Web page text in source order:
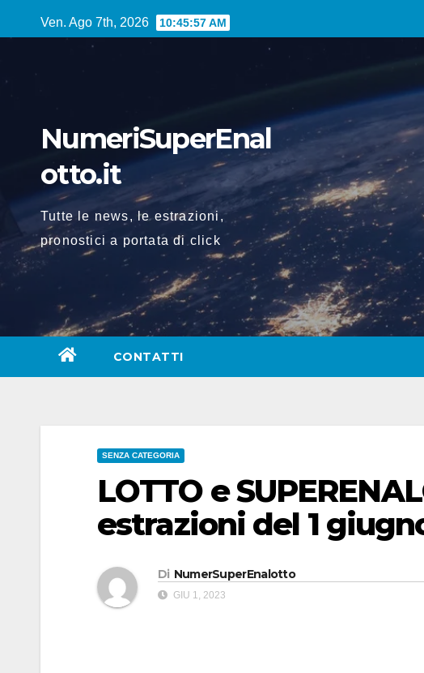
al
Ven. Ago 7th, 2026 10:45:57 AM
NumeriSuperEnal
otto.it
Tutte le news, le estrazioni,
pronostici a portata di click
CONTATTI
SENZA CATEGORIA
LOTTO e
estrazioni del 1
Di NumerSuperEnalotto
GIU 1, 2023